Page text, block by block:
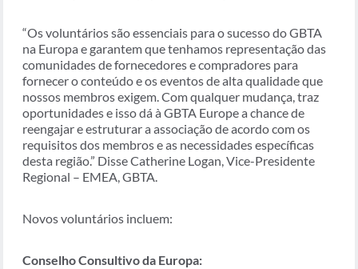
“Os voluntários são essenciais para o sucesso do GBTA
na Europa e garantem que tenhamos representação das
comunidades de fornecedores e compradores para
fornecer o conteúdo e os eventos de alta qualidade que
nossos membros exigem. Com qualquer mudança, traz
oportunidades e isso dá à GBTA Europe a chance de
reengajar e estruturar a associação de acordo com os
requisitos dos membros e as necessidades específicas
desta região.” Disse Catherine Logan, Vice-Presidente
Regional – EMEA, GBTA.
Novos voluntários incluem:
Conselho Consultivo da Europa: